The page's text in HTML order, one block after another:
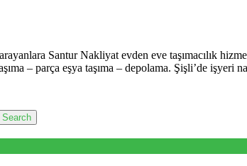
Santur Nakliyat evden eve taşımacılık
– parça eşya taşıma – depolama. Şişli’de